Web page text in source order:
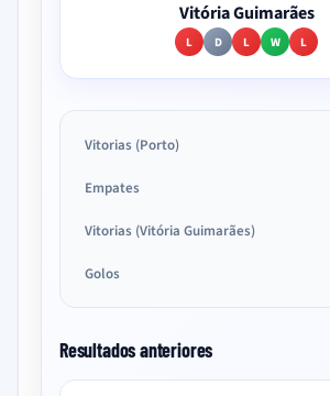
Vitória Guimarães
L D L W L
Vitorias (Porto)
Empates
Vitorias (Vitória Guimarães)
Golos
Resultados anteriores